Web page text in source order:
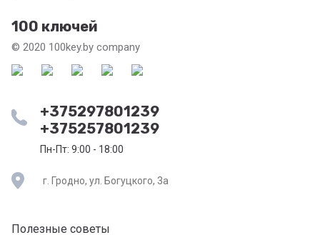
100 ключей
© 2020 100key.by company
+375297801239
+375257801239
Пн-Пт: 9:00 - 18:00
г. Гродно, ул. Богуцкого, 3а
Полезные советы